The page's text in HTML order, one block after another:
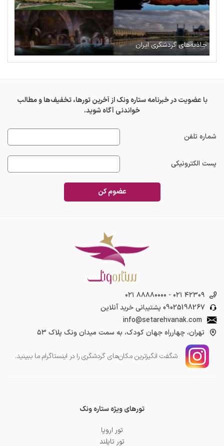
جاذبه‌های گردشگری ایران
با عضویت در خبرنامه ستاره ونک از آخرین تورها، تخفیف‌ها و مطالب
خواندنی آگاه شوید.
شماره تلفن
پست الکترونیکی
عضوم کن
۰۲۱ ۸۸۸۸۰۰۰۰ - ۰۲۱ ۴۲۳۰۹
09025198267 پشتیبانی خرید آنلاین
info@setarehvanak.com
تهران، چهارراه جهان کودک، به سمت میدان ونک پلاک ۵۳
شگفت انگیز‌ترین مکان‌های گردشگری را در اینستاگرام ما ببینید.
تورهای ویژه ستاره ونک
تور اروپا
تور تایلند